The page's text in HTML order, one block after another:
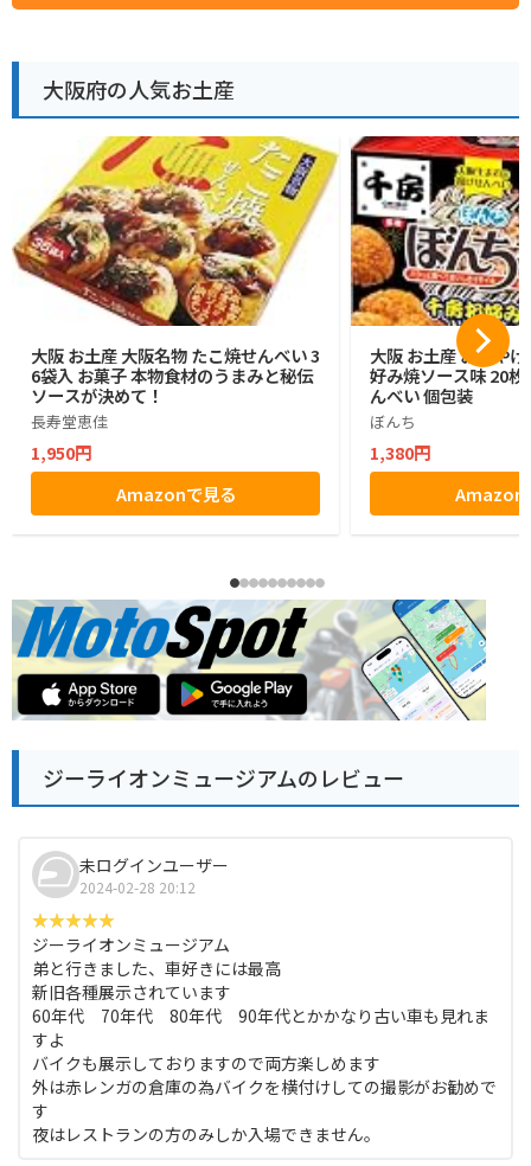
大阪府の人気お土産
大阪 お土産 大阪名物 たこ焼せんべい 3
6袋入 お菓子 本物食材のうまみと秘伝
ソースが決めて！
長寿堂恵佳
1,950円
Amazonで見る
大阪 お土産 おみや
好み焼ソース味 20枚
んべい 個包装
ぼんち
1,380円
Amazon
ジーライオンミュージアムのレビュー
未ログインユーザー
2024-02-28 20:12
ジーライオンミュージアム
弟と行きました、車好きには最高
新旧各種展示されています
60年代 70年代 80年代 90年代とかかなり古い車も見れま
すよ
バイクも展示しておりますので両方楽しめます
外は赤レンガの倉庫の為バイクを横付けしての撮影がお勧めで
す
夜はレストランの方のみしか入場できません。